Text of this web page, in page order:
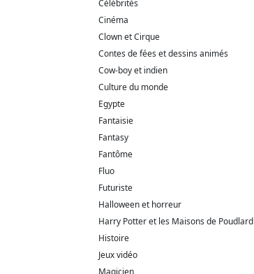
Célébrités
Cinéma
Clown et Cirque
Contes de fées et dessins animés
Cow-boy et indien
Culture du monde
Egypte
Fantaisie
Fantasy
Fantôme
Fluo
Futuriste
Halloween et horreur
Harry Potter et les Maisons de Poudlard
Histoire
Jeux vidéo
Magicien